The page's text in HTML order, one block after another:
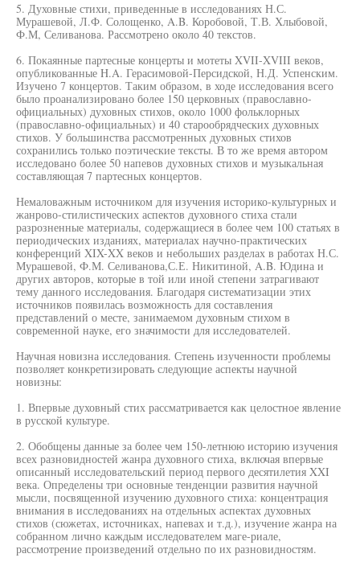
5. Духовные стихи, приведенные в исследованиях Н.С.
Мурашевой, Л.Ф. Солощенко, A.B. Коробовой, Т.В. Хлыбовой,
Ф.М, Селиванова. Рассмотрено около 40 текстов.
6. Покаянные партесные концерты и мотеты XVII-XVIII веков,
опубликованные H.A. Герасимовой-Персидской, Н.Д. Успенским.
Изучено 7 концертов. Таким образом, в ходе исследования всего
было проанализировано более 150 церковных (православно-
официальных) духовных стихов, около 1000 фольклорных
(православно-официальных) и 40 старообрядческих духовных
стихов. У большинства рассмотренных духовных стихов
сохранились только поэтические тексты. В то же время автором
исследовано более 50 напевов духовных стихов и музыкальная
составляющая 7 партесных концертов.
Немаловажным источником для изучения историко-культурных и
жанрово-стилистических аспектов духовного стиха стали
разрозненные материалы, содержащиеся в более чем 100 статьях в
периодических изданиях, материалах научно-практических
конференций XIX-XX веков и небольших разделах в работах Н.С.
Мурашевой, Ф.М. Селиванова,С.Е. Никитиной, A.B. Юдина и
других авторов, которые в той или иной степени затрагивают
тему данного исследования. Благодаря систематизации этих
источников появилась возможность для составления
представлений о месте, занимаемом духовным стихом в
современной науке, его значимости для исследователей.
Научная новизна исследования. Степень изученности проблемы
позволяет конкретизировать следующие аспекты научной
новизны:
1. Впервые духовный стих рассматривается как целостное явление
в русской культуре.
2. Обобщены данные за более чем 150-летнюю историю изучения
всех разновидностей жанра духовного стиха, включая впервые
описанный исследовательский период первого десятилетия XXI
века. Определены три основные тенденции развития научной
мысли, посвященной изучению духовного стиха: концентрация
внимания в исследованиях на отдельных аспектах духовных
стихов (сюжетах, источниках, напевах и т.д.), изучение жанра на
собранном лично каждым исследователем маге-риале,
рассмотрение произведений отдельно по их разновидностям.